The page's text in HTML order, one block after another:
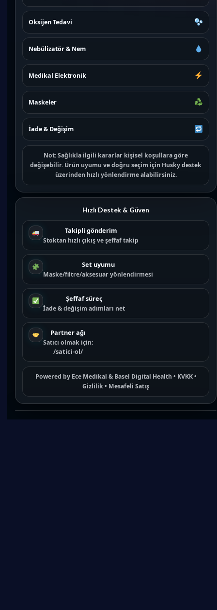
Oksijen Tedavi
Nebülizatör & Nem
Medikal Elektronik
Maskeler
İade & Değişim
Not:Sağlıkla ilgili kararlar kişisel koşullara göre
değişebilir. Ürün uyumu ve doğru seçim için Husky destek
üzerinden hızlı yönlendirme alabilirsiniz.
Hızlı Destek & Güven
Takipli gönderim
Stoktan hızlı çıkış ve şeffaf takip
Set uyumu
Maske/filtre/aksesuar yönlendirmesi
Şeffaf süreç
İade & değişim adımları net
Partner ağı
Satıcı olmak için:
/satici-ol/
Powered by Ece Medikal & Basel Digital Health • KVKK•
Gizlilik• Mesafeli Satış